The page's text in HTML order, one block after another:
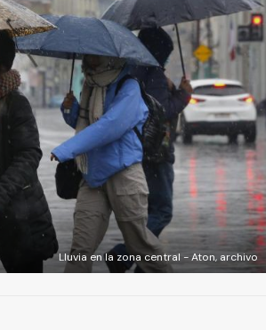
Lluvia en la zona central - Aton, archivo